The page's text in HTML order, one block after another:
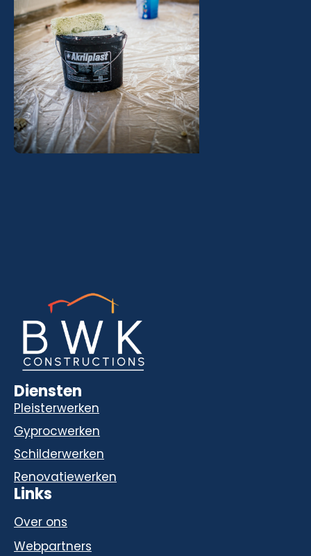
Diensten
Pleisterwerken
Gyprocwerken
Schilderwerken
Renovatiewerken
Links
Over ons
Webpartners